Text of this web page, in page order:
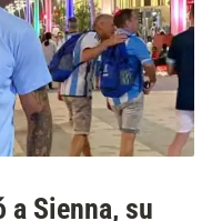
a Sienna, su